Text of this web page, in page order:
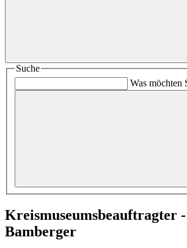
Suche
Was möchten
Kreismuseumsbeauftragter
Bamberger